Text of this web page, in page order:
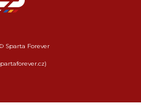
Sparta Forever